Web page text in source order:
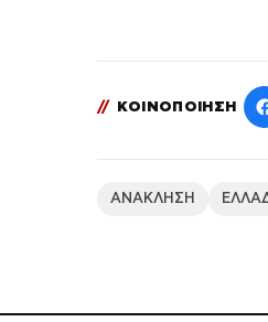
// ΚΟΙΝΟΠΟΙΗΣΗ
ΑΝΑΚΛΗΣΗ